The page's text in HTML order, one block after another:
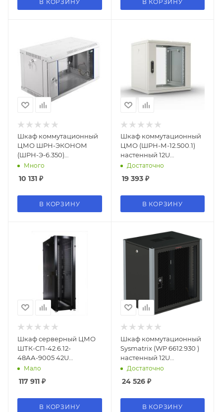
В КОРЗИНУ В КОРЗИНУ
Шкаф коммутационный
ЦМО ШРН-ЭКОНОМ
(ШРН-Э-6.350)
настенный 6U
85кг серый 300мм 11.4кг
Много
10 131 ₽
В КОРЗИНУ
Шкаф коммутационный
ЦМО (ШРН-М-12.500.1)
настенный 12U
600x456мм
серый 456мм 20.9кг
Достаточно
19 393₽
В КОРЗИНУ
Шкаф серверный ЦМО
ШТК-СП-42.6.12-
48АА-9005 42U
600x1130мм
бок.пан. 1350кг черный
Мало
117 911 ₽
В КОРЗИНУ
Шкаф коммутационный
Sysmatrix (WP 6612.930 )
настенный 12U
600x600мм
бок.пан. 60кг серый
металл
Достаточно
24 526₽
В КОРЗИНУ